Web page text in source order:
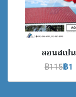
ลอนสเปน
฿115฿1